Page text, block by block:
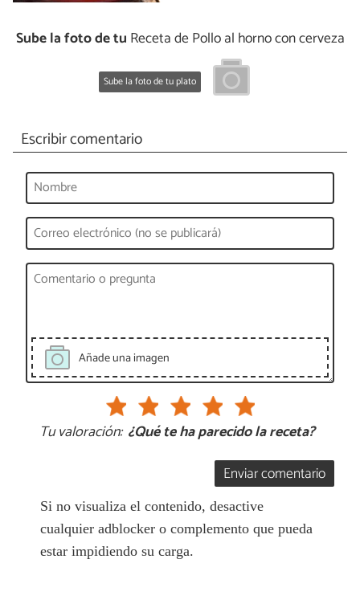
Sube la foto de tu Receta de Pollo al horno con cerveza
Sube la foto de tu plato
Escribir comentario
Añade una imagen
Tu valoración: ¿Qué te ha parecido la receta?
Enviar comentario
Si no visualiza el contenido, desactive
cualquier adblocker o complemento que pueda
estar impidiendo su carga.